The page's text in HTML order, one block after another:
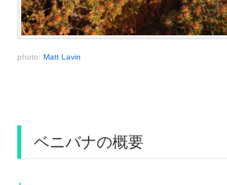
photo: Matt Lavin
ベニバナの概要